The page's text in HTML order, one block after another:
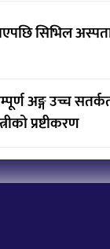
सिभिल
अङ्ग उच्च
प्रष्टीकरण